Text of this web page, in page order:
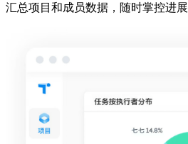
汇总项目和成员数据，随时掌控进展